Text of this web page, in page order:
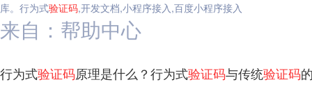
库。行为式验证码,开发文档,小程序接入,百度小程序接入
来自：帮助中心
行为式验证码原理是什么？行为式验证码与传统验证码